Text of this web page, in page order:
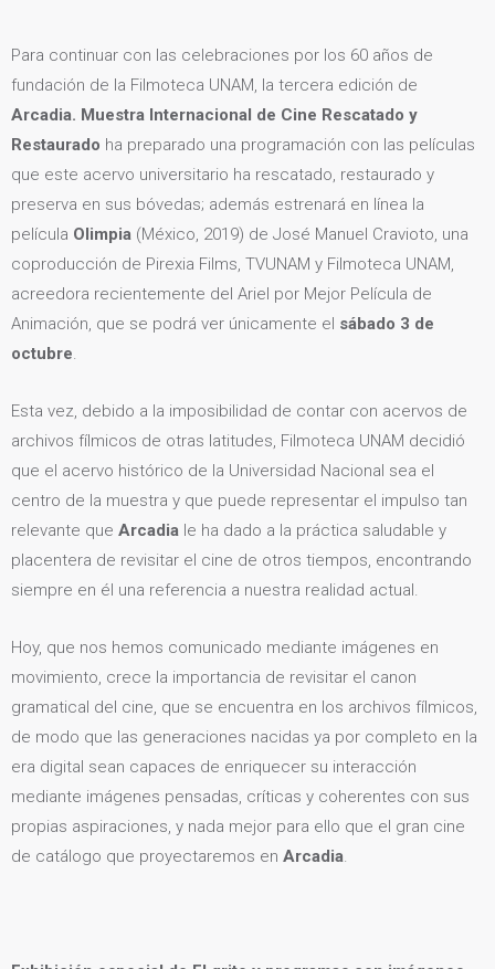
Para continuar con las celebraciones por los 60 años de
fundación de la Filmoteca UNAM, la tercera edición de
Arcadia. Muestra Internacional de Cine Rescatado y
Restaurado ha preparado una programación con las películas
que este acervo universitario ha rescatado, restaurado y
preserva en sus bóvedas; además estrenará en línea la
película Olimpia (México, 2019) de José Manuel Cravioto, una
coproducción de Pirexia Films, TVUNAM y Filmoteca UNAM,
acreedora recientemente del Ariel por Mejor Película de
Animación, que se podrá ver únicamente el sábado 3 de
octubre.
Esta vez, debido a la imposibilidad de contar con acervos de
archivos fílmicos de otras latitudes, Filmoteca UNAM decidió
que el acervo histórico de la Universidad Nacional sea el
centro de la muestra y que puede representar el impulso tan
relevante que Arcadia le ha dado a la práctica saludable y
placentera de revisitar el cine de otros tiempos, encontrando
siempre en él una referencia a nuestra realidad actual.
Hoy, que nos hemos comunicado mediante imágenes en
movimiento, crece la importancia de revisitar el canon
gramatical del cine, que se encuentra en los archivos fílmicos,
de modo que las generaciones nacidas ya por completo en la
era digital sean capaces de enriquecer su interacción
mediante imágenes pensadas, críticas y coherentes con sus
propias aspiraciones, y nada mejor para ello que el gran cine
de catálogo que proyectaremos en Arcadia.